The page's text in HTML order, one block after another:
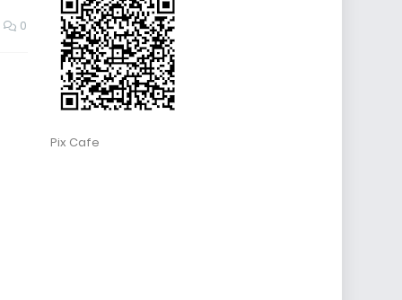
0
Pix Cafe